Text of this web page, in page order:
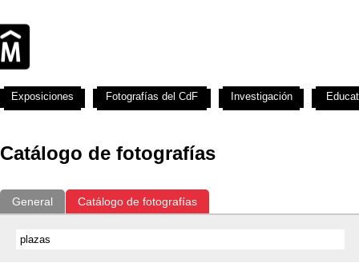
Catálogo de fotografías
General Catálogo de fotografías
Exposiciones Fotografías del CdF Investigación